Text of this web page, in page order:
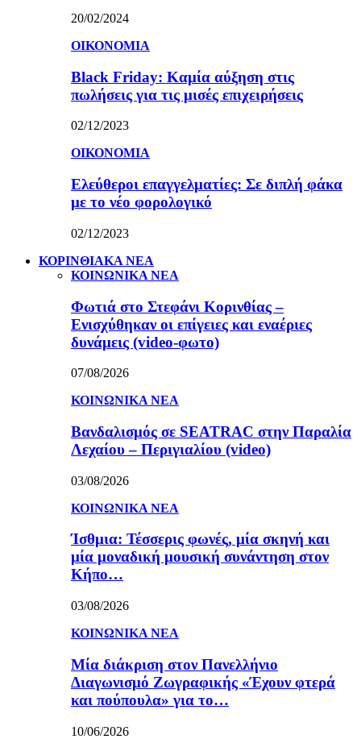
20/02/2024
ΟΙΚΟΝΟΜΙΑ
Black Friday: Καμία αύξηση στις
πωλήσεις για τις μισές επιχειρήσεις
02/12/2023
ΟΙΚΟΝΟΜΙΑ
Ελεύθεροι επαγγελματίες: Σε διπλή φάκα
με το νέο φορολογικό
02/12/2023
ΚΟΡΙΝΘΙΑΚΑ ΝΕΑ
ΚΟΙΝΩΝΙΚΑ ΝΕΑ
Φωτιά στο Στεφάνι Κορινθίας –
Ενισχύθηκαν οι επίγειες και εναέριες
δυνάμεις (video-φωτο)
07/08/2026
ΚΟΙΝΩΝΙΚΑ ΝΕΑ
Βανδαλισμός σε SEATRAC στην Παραλία
Λεχαίου – Περιγιαλίου (video)
03/08/2026
ΚΟΙΝΩΝΙΚΑ ΝΕΑ
Ίσθμια: Τέσσερις φωνές, μία σκηνή και
μία μοναδική μουσική συνάντηση στον
Κήπο…
03/08/2026
ΚΟΙΝΩΝΙΚΑ ΝΕΑ
Μία διάκριση στον Πανελλήνιο
Διαγωνισμό Ζωγραφικής «Έχουν φτερά
και πούπουλα» για το…
10/06/2026